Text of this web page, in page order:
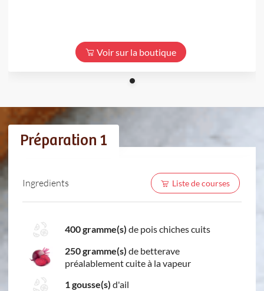
Voir sur la boutique
Préparation 1
Ingredients Liste de courses
400 gramme(s) de pois chiches cuits
250 gramme(s) de betterave
préalablement cuite à la vapeur
1 gousse(s) d'ail